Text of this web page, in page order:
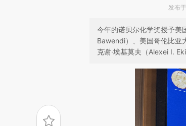
发布
今年的诺贝尔化学奖授予美
Bawendi）、美国哥伦比亚
克谢·埃基莫夫（Alexei I.